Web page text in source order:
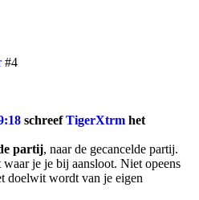
#4
schreefTigerXtrm het
partij, naar de gecancelde partij.
je je bij aansloot. Niet opeens
doelwit wordt van je eigen